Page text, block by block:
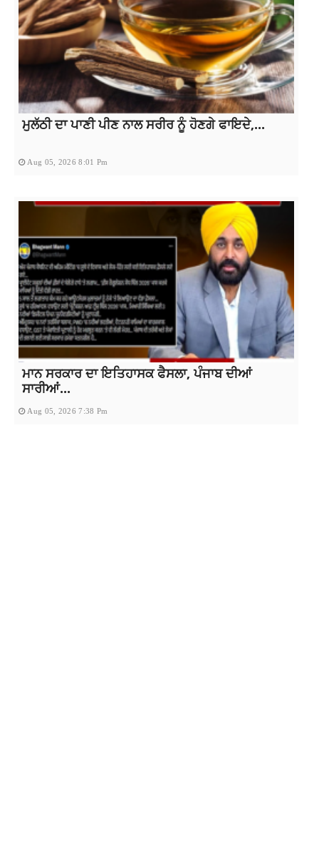
ਮੁਲੱਠੀ ਦਾ ਪਾਣੀ ਪੀਣ ਨਾਲ ਸਰੀਰ ਨੂੰ ਹੋਣਗੇ ਫਾਇਦੇ,...
Aug 05, 2026 8:01 Pm
ਮਾਨ ਸਰਕਾਰ ਦਾ ਇਤਿਹਾਸਕ ਫੈਸਲਾ, ਪੰਜਾਬ ਦੀਆਂ
ਸਾਰੀਆਂ...
Aug 05, 2026 7:38 Pm